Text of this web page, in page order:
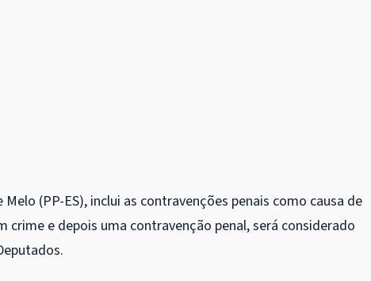
(PP-ES), inclui as contravenções penais como causa de
crime e depois uma contravenção penal, será considerado